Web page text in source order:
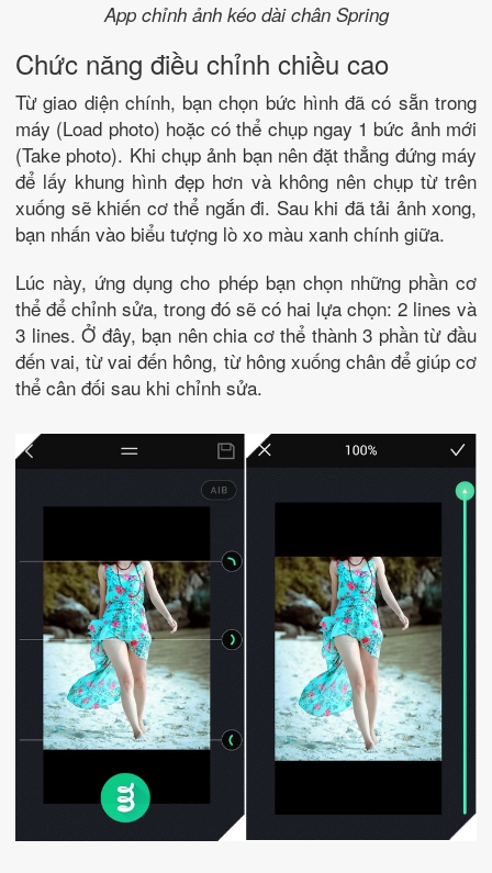
App chỉnh ảnh kéo dài chân Spring
Chức năng điều chỉnh chiều cao
Từ giao diện chính, bạn chọn bức hình đã có sẵn trong
máy (Load photo) hoặc có thể chụp ngay 1 bức ảnh mới
(Take photo). Khi chụp ảnh bạn nên đặt thẳng đứng máy
để lấy khung hình đẹp hơn và không nên chụp từ trên
xuống sẽ khiến cơ thể ngắn đi. Sau khi đã tải ảnh xong,
bạn nhấn vào biểu tượng lò xo màu xanh chính giữa.
Lúc này, ứng dụng cho phép bạn chọn những phần cơ
thể để chỉnh sửa, trong đó sẽ có hai lựa chọn: 2 lines và
3 lines. Ở đây, bạn nên chia cơ thể thành 3 phần từ đầu
đến vai, từ vai đến hông, từ hông xuống chân để giúp cơ
thể cân đối sau khi chỉnh sửa.